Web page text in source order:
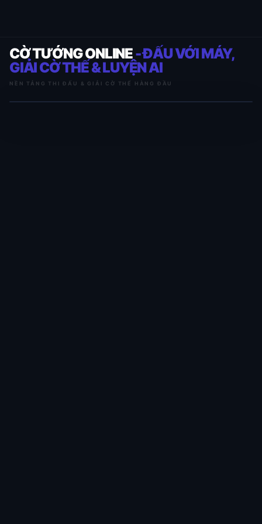
CỜ TƯỚNG ONLINE- ĐẤU VỚI MÁY,
GIẢI CỜ THẾ & LUYỆN AI
NỀN TẢNG THI ĐẤU & GIẢI CỜ THẾ HÀNG ĐẦU